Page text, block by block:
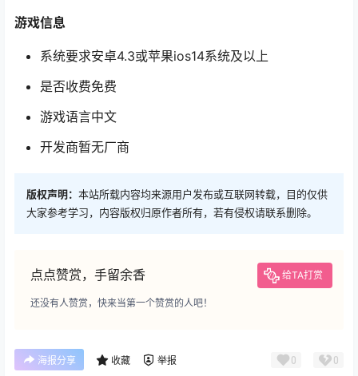
游戏信息
系统要求安卓4.3或苹果ios14系统及以上
是否收费免费
游戏语言中文
开发商暂无厂商
版权声明： 本站所载内容均来源用户发布或互联网转载，目的仅供
大家参考学习，内容版权归原作者所有，若有侵权请联系删除。
点点赞赏，手留余香 给TA打赏
还没有人赞赏，快来当第一个赞赏的人吧！
海报分享 收藏 举报 0 0